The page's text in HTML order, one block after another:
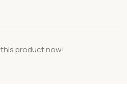
product now!